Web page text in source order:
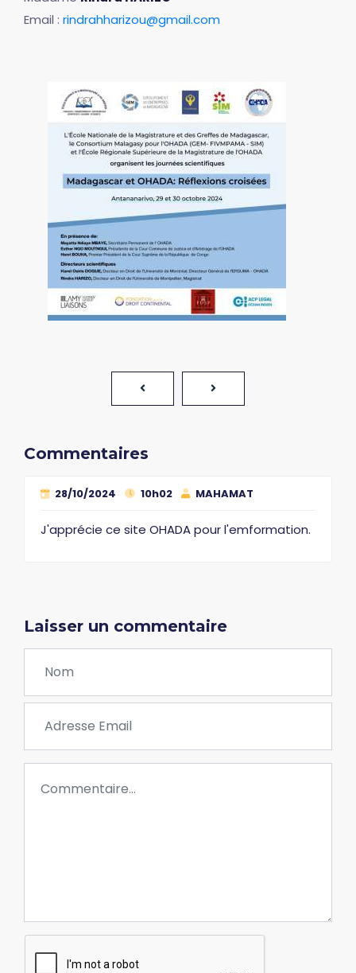
Email : rindrahharizou@gmail.com
Commentaires
28/10/2024 10h02 MAHAMAT
J'apprécie ce site OHADA pour l'emformation.
Laisser un commentaire